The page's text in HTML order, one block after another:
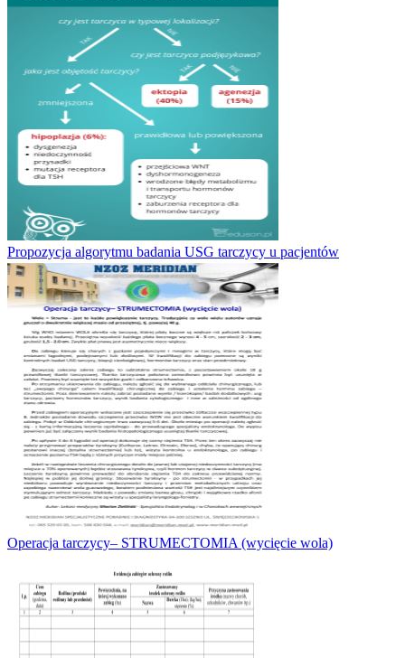
Propozycja algorytmu badania USG tarczycy u pacjentów
Operacja tarczycy– STRUMECTOMIA (wycięcie wola)